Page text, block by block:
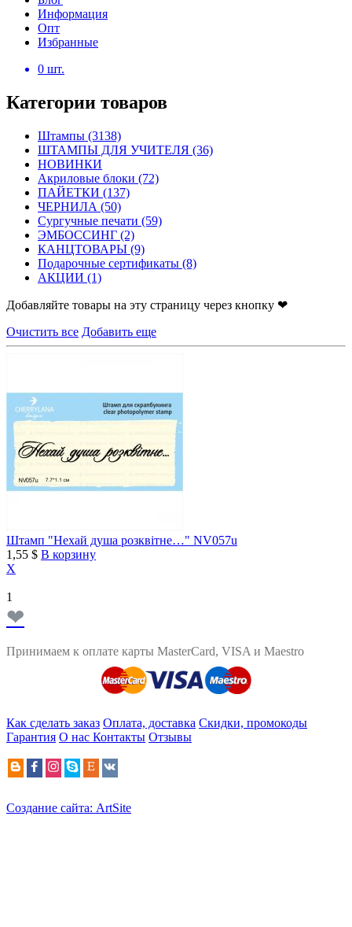
Информация
Опт
Избранные
0 шт.
Категории товаров
Штампы (3138)
ШТАМПЫ ДЛЯ УЧИТЕЛЯ (36)
НОВИНКИ
Акриловые блоки (72)
ПАЙЕТКИ (137)
ЧЕРНИЛА (50)
Сургучные печати (59)
ЭМБОССИНГ (2)
КАНЦТОВАРЫ (9)
Подарочные сертификаты (8)
АКЦИИ (1)
Добавляйте товары на эту страницу через кнопку ❤
Очистить все Добавить еще
Штамп "Нехай душа розквітне…" NV057u
1,55 $ В корзину
X
1
❤
Принимаем к оплате карты MasterCard, VISA и Maestro
Как сделать заказ Оплата, доставка Скидки, промокоды
Гарантия О нас Контакты Отзывы
Создание сайта: ArtSite